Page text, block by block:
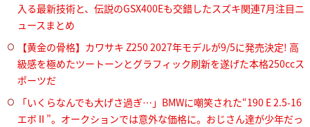
入る最新技術と、伝説のGSX400Eも交錯したスズキ関連7月注目ニ
ュースまとめ
【黄金の骨格】カワサキ Z250 2027年モデルが9/5に発売決定! 高
級感を極めたツートーンとグラフィック刷新を遂げた本格250ccス
ポーツだ
「いくらなんでも大げさ過ぎ…」BMWに嘲笑された“190 E 2.5-16
エボⅡ”。オークションでは意外な価格に。おじさん達が少年だっ